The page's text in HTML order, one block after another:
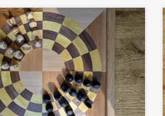
des rois